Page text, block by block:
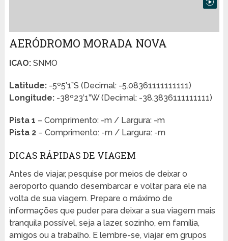
AERÓDROMO MORADA NOVA
ICAO:SNMO
Latitude:-5º5’1”S (Decimal: -5.08361111111111)
Longitude:-38º23’1”W (Decimal: -38.3836111111111)
Pista 1 – Comprimento: -m / Largura: -m
Pista 2– Comprimento: -m / Largura: -m
DICAS RÁPIDAS DE VIAGEM
Antes de viajar, pesquise por meios de deixar o
aeroporto quando desembarcar e voltar para ele na
volta de sua viagem. Prepare o máximo de
informações que puder para deixar a sua viagem mais
tranquila possível, seja a lazer, sozinho, em família,
amigos ou a trabalho. E lembre-se, viajar em grupos